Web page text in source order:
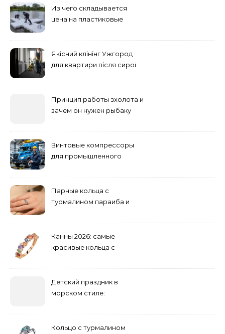
Из чего складывается
цена на пластиковые
Якісний клінінг Ужгород
для квартири після сирої
Принцип работы эхолота и
зачем он нужен рыбаку
Винтовые компрессоры
для промышленного
Парные кольца с
турмалином параиба и
Канны 2026: самые
красивые кольца с
Детский праздник в
морском стиле:
Кольцо с турмалином